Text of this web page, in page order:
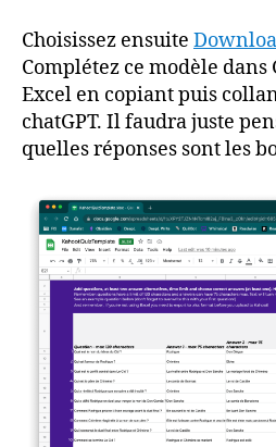
Choisissez ensuite
Complétez ce modèle dans
Excel en copiant puis
chatGPT. Il faudra juste
quelles réponses sont les